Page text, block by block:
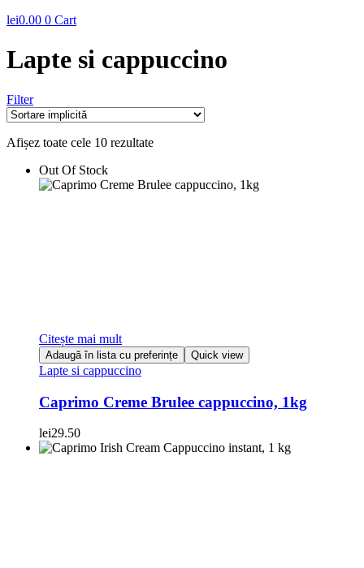
lei0.00 0 Cart
Lapte si cappuccino
Filter
Afișez toate cele 10 rezultate
Out Of Stock
Citește mai mult
Adaugă în lista cu preferințe Quick view
Lapte si cappuccino
Caprimo Creme Brulee cappuccino, 1kg
lei29.50